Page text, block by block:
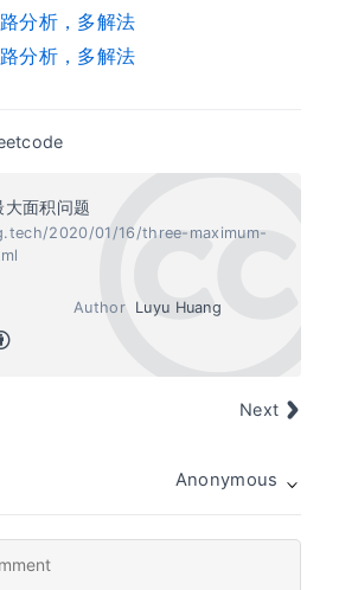
分析，多解法
分析，多解法
大面积问题
2020/01/16/three-maximum-
Author Luyu Huang
Next
Anonymous